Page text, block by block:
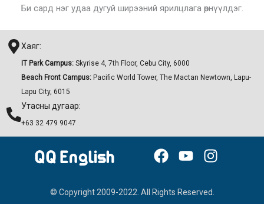
Би сард нэг удаа дугуй ширээний ярилцлага өрнүүлдэг.
Хаяг:
IT Park Campus: Skyrise 4, 7th Floor, Cebu City, 6000
Beach Front Campus: Pacific World Tower, The Mactan Newtown, Lapu-
Lapu City, 6015
Утасны дугаар:
+63 32 479 9047
F
c
e
Y
t
I
s
t
© Copyright 2009-2022. All Rights Reserved.